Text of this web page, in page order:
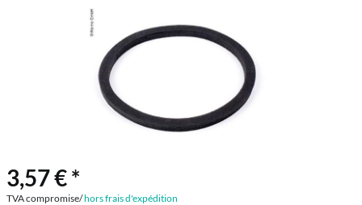
3,57 € *
TVA compromise/hors frais d'expédition